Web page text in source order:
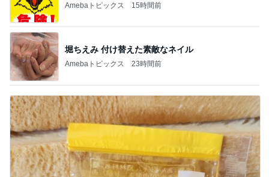
Amebaトピックス 15時間前
堀ちえみ 付け替えた素敵なネイル
Amebaトピックス 23時間前